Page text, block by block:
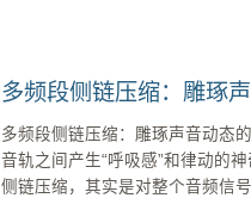
多频段侧链压缩：雕琢
多频段侧链压缩：雕琢声音动态的进阶技法 “侧链压缩”，相信你已经不陌
音轨之间产生“呼吸感”和律动的
侧链压缩，其实是对整个音频信号进行处理的？ 如果我们能够把音